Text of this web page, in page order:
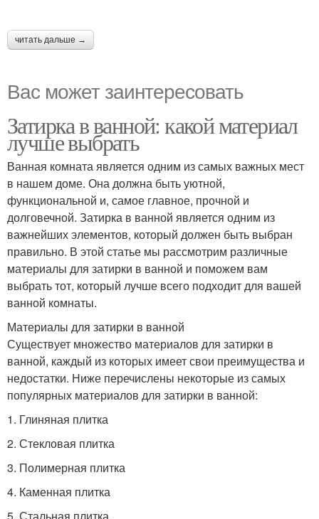
читать дальше →
Вас может заинтересовать
Затирка в ванной: какой материал
лучше выбрать
Ванная комната является одним из самых важных мест
в нашем доме. Она должна быть уютной,
функциональной и, самое главное, прочной и
долговечной. Затирка в ванной является одним из
важнейших элементов, который должен быть выбран
правильно. В этой статье мы рассмотрим различные
материалы для затирки в ванной и поможем вам
выбрать тот, который лучше всего подходит для вашей
ванной комнаты.
Материалы для затирки в ванной
Существует множество материалов для затирки в
ванной, каждый из которых имеет свои преимущества и
недостатки. Ниже перечислены некоторые из самых
популярных материалов для затирки в ванной:
1. Глиняная плитка
2. Стекловая плитка
3. Полимерная плитка
4. Каменная плитка